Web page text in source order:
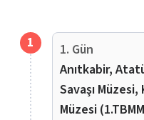
1
1. Gün
Anıtkabir,
Savaşı
Müzesi